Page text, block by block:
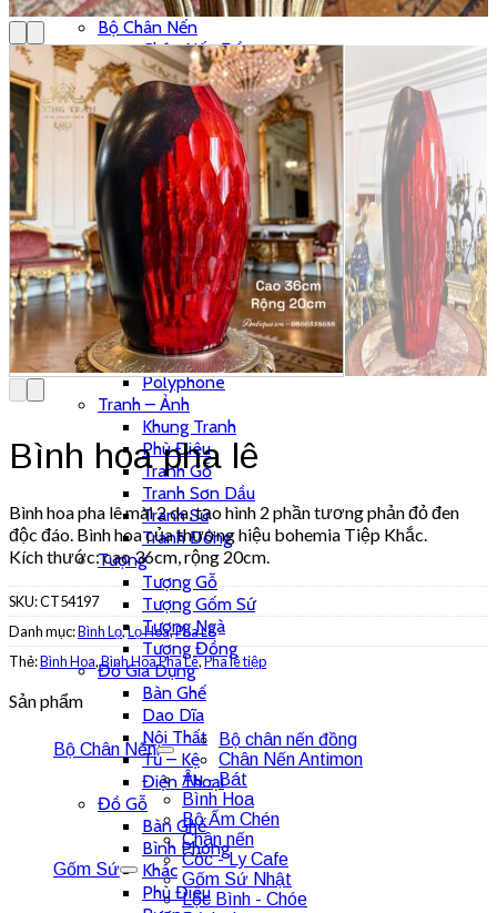
Đôn Đồng
Bộ Chân Nến
Chân Nến Đồng
Đồng Hồ
Bộ 3 Món
Bộ Đếm Piano
Chưa Phân Loại
Phong Vũ Biểu
Phù Điêu
Vỏ Đồng Hồ
Đế – Bệ Đồng Hồ
Đồng Hồ Cây – Tủ
Đồng Hồ Treo Tường
Đồng Hồ Tượng
Đồng Hồ Để Bàn
Máy Hát
Hộp Nhạc
Polyphone
Tranh – Ảnh
Khung Tranh
Phù Điêu
Tranh Gỗ
Tranh Sơn Dầu
Tranh Sứ
Tranh Đồng
Tượng
Tượng Gỗ
Tượng Gốm Sứ
Tượng Ngà
Tượng Đồng
Đồ Gia Dụng
Bàn Ghế
Dao Dĩa
Nội Thất
Tủ – Kệ
Điện Thoại
Đồ Gỗ
Bàn Ghế
Bình Phong
Khác
Phù Điêu
Bình hoa pha lê
Bình hoa pha lê mài 2 da, tạo hình 2 phần tương phản đỏ đen
độc đáo. Bình hoa của thương hiệu bohemia Tiệp Khắc.
Kích thước: cao 36cm, rộng 20cm.
SKU:CT54197
Danh mục:Bình Lọ,Lọ Hoa,Pha Lê
Thẻ:Bình Hoa,Bình Hoa Pha Lê,Pha lê tiệp
Sản phẩm
Bộ Chân Nến
Bộ chân nến đồng
Chân Nến Antimon
Gốm Sứ
Âu - Bát
Bình Hoa
Bộ Ấm Chén
Chân nến
Cốc - Ly Cafe
Gốm Sứ Nhật
Lộc Bình - Chóe